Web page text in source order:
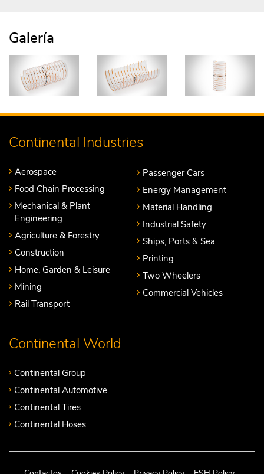
Galería
Continental Industries
Aerospace
Food Chain Processing
Mechanical & Plant
Engineering
Agriculture & Forestry
Construction
Home, Garden & Leisure
Mining
Rail Transport
Passenger Cars
Energy Management
Material Handling
Industrial Safety
Ships, Ports & Sea
Printing
Two Wheelers
Commercial Vehicles
Continental World
Continental Group
Continental Automotive
Continental Tires
Continental Hoses